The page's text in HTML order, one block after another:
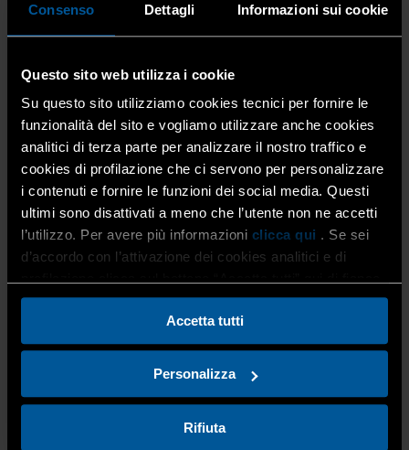
Consenso Dettagli Informazioni sui cookie
Questo sito web utilizza i cookie
Su questo sito utilizziamo cookies tecnici per fornire le
funzionalità del sito e vogliamo utilizzare anche cookies
analitici di terza parte per analizzare il nostro traffico e
cookies di profilazione che ci servono per personalizzare
i contenuti e fornire le funzioni dei social media. Questi
ultimi sono disattivati a meno che l’utente non ne accetti
l’utilizzo. Per avere più informazioni clicca qui . Se sei
d’accordo con l’attivazione dei cookies analitici e di
Accetta tutti
Personalizza
Rifiuta
alimenta comunità più vive, inclusive, capaci di
custodire e innovare il proprio patrimonio.
La spesa degli italiani per le feste: 26,6 miliardi di
euro intercettabili da quasi 300mila imprese
artigiane
Secondo l’Ufficio Studi di Confartigianato, nel mese di
dicembre la spesa delle famiglie italiane in prodotti
alimentari, bevande, servizi e beni tipici del Natale
raggiungerà26,6 miliardi di euro.
legati ai consumi natalizi, che
complessivamente danno lavoro a837mila addetti, pari
33,6% dell’artigianato italiano
La mappa dell’artigianato coinvolto comprende: